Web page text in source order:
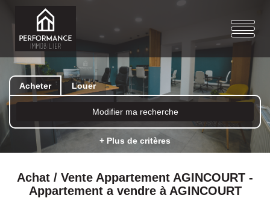
Acheter Louer
Modifier ma recherche
+ Plus de critères
Achat / Vente Appartement AGINCOURT -
Appartement a vendre à AGINCOURT